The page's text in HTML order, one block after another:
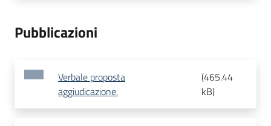
Pubblicazioni
Verbale proposta
aggiudicazione.
(465.44
kB)